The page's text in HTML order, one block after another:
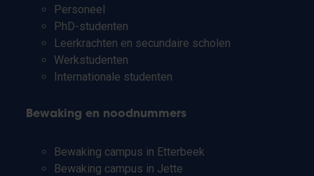
Personeel
PhD-studenten
Leerkrachten en secundaire scholen
Werkstudenten
Internationale studenten
Bewaking en noodnummers
Bewaking campus in Etterbeek
Bewaking campus in Jette